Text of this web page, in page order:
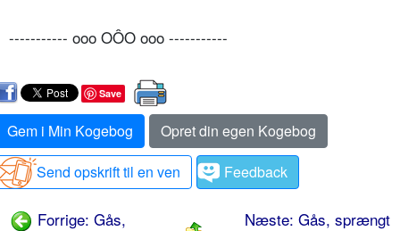
----------- ooo OÔO ooo -----------
Save
Gem i Min Kogebog
Opret din egen Kogebog
Send opskrift til en ven
Feedback
Forrige: Gås,
Næste: Gås, sprængt